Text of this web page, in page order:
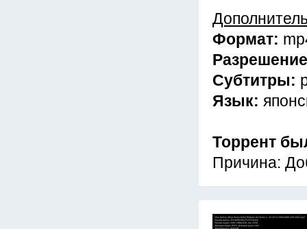
Формат:
Субтитры:
Язык:
Торрент
Причина: